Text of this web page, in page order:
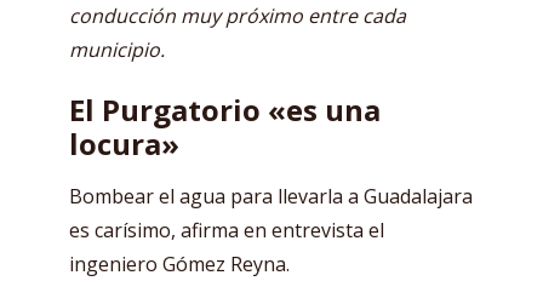
conducción muy próximo entre cada
municipio.
El Purgatorio «es una
locura»
Bombear el agua para llevarla a Guadalajara
es carísimo, afirma en entrevista el
ingeniero Gómez Reyna.